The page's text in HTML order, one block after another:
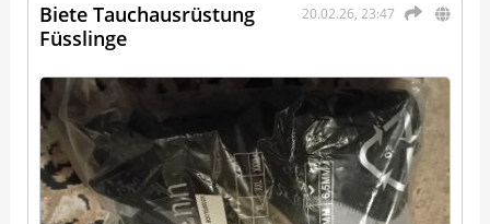
20.02.26, 23:47
Biete Tauchausrüstung
Füsslinge